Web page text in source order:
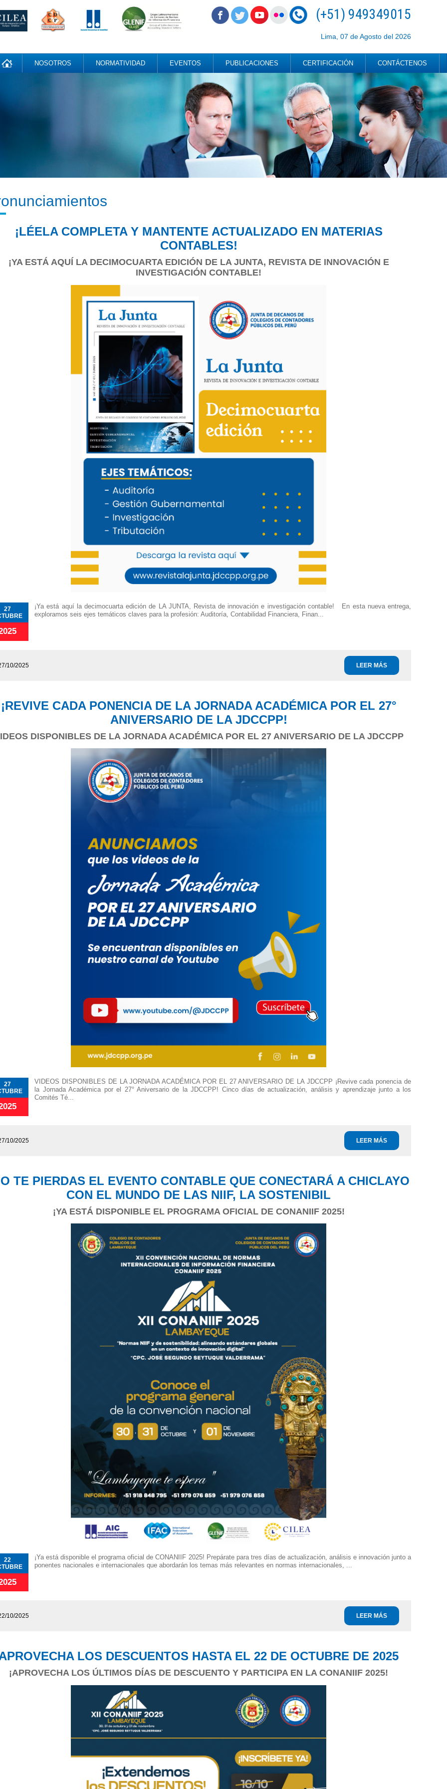
(+51) 949349015
Lima, 07 de Agosto del 2026
NOSOTROS NORMATIVIDAD EVENTOS PUBLICACIONES CERTIFICACIÓN CONTÁCTENOS
¡LÉELA COMPLETA Y MANTENTE ACTUALIZADO EN MATERIAS
CONTABLES!
¡YA ESTÁ AQUÍ LA DECIMOCUARTA EDICIÓN DE LA JUNTA, REVISTA DE INNOVACIÓN E
INVESTIGACIÓN CONTABLE!
27
¡Ya está aquí la decimocuarta edición de LA JUNTA, Revista de innovación e investigación contable! En esta nueva entrega,
exploramos seis ejes temáticos claves para la profesión: Auditoría, Contabilidad Financiera, Finan...
10/2025 LEER MÁS
¡REVIVE CADA PONENCIA DE LA JORNADA ACADÉMICA POR EL 27°
ANIVERSARIO DE LA JDCCPP!
DISPONIBLES DE LA JORNADA ACADÉMICA POR EL 27 ANIVERSARIO DE LA JDCCPP
27
VIDEOS DISPONIBLES DE LA JORNADA ACADÉMICA POR EL 27 ANIVERSARIO DE LA JDCCPP ¡Revive cada ponencia de
la Jornada Académica por el 27° Aniversario de la JDCCPP! Cinco días de actualización, análisis y aprendizaje junto a los
Comités Té...
10/2025 LEER MÁS
TE PIERDAS EL EVENTO CONTABLE QUE CONECTARÁ A CHICLAYO
CON EL MUNDO DE LAS NIIF, LA SOSTENIBIL
¡YA ESTÁ DISPONIBLE EL PROGRAMA OFICIAL DE CONANIIF 2025!
22
¡Ya está disponible el programa oficial de CONANIIF 2025! Prepárate para tres días de actualización, análisis e innovación junto a
ponentes nacionales e internacionales que abordarán los temas más relevantes en normas internacionales, ...
10/2025 LEER MÁS
LOS DESCUENTOS HASTA EL 22 DE OCTUBRE DE 2025
¡APROVECHA LOS ÚLTIMOS DÍAS DE DESCUENTO Y PARTICIPA EN LA CONANIIF 2025!